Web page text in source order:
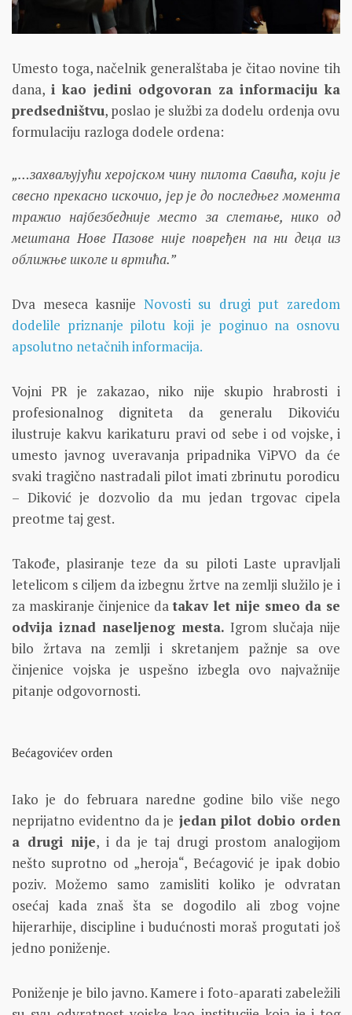
Umesto toga, načelnik generalštaba je čitao novine tih
dana, i kao jedini odgovoran za informaciju ka
predsedništvu, poslao je službi za dodelu ordenja ovu
formulaciju razloga dodele ordena:
„…захваљујући херојском чину пилота Савића, који је
свесно прекасно искочио, јер је до последњег момента
тражио најбезбедније место за слетање, нико од
мештана Нове Пазове није повређен па ни деца из
оближње школе и вртића.”
Dva meseca kasnije Novosti su drugi put zaredom
dodelile priznanje pilotu koji je poginuo na osnovu
apsolutno netačnih informacija.
Vojni PR je zakazao, niko nije skupio hrabrosti i
profesionalnog digniteta da generalu Dikoviću
ilustruje kakvu karikaturu pravi od sebe i od vojske, i
umesto javnog uveravanja pripadnika ViPVO da će
svaki tragično nastradali pilot imati zbrinutu porodicu
– Diković je dozvolio da mu jedan trgovac cipela
preotme taj gest.
Takođe, plasiranje teze da su piloti Laste upravljali
letelicom s ciljem da izbegnu žrtve na zemlji služilo je i
za maskiranje činjenice datakav let nije smeo da se
odvija iznad naseljenog mesta. Igrom slučaja nije
bilo žrtava na zemlji i skretanjem pažnje sa ove
činjenice vojska je uspešno izbegla ovo najvažnije
pitanje odgovornosti.
Bećagovićev orden
Iako je do februara naredne godine bilo više nego
neprijatno evidentno da je jedan pilot dobio orden
a drugi nije, i da je taj drugi prostom analogijom
nešto suprotno od „heroja“, Bećagović je ipak dobio
poziv. Možemo samo zamisliti koliko je odvratan
osećaj kada znaš šta se dogodilo ali zbog vojne
hijerarhije, discipline i budućnosti moraš progutati još
jedno poniženje.
Poniženje je bilo javno. Kamere i foto-aparati zabeležili